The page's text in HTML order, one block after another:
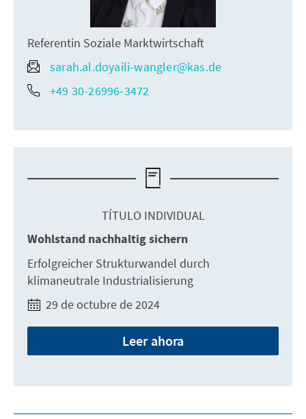
Referentin Soziale Marktwirtschaft
sarah.al.doyaili-wangler@kas.de
+49 30-26996-3472
TÍTULO INDIVIDUAL
Wohlstand nachhaltig sichern
Erfolgreicher Strukturwandel durch
klimaneutrale Industrialisierung
29 de octubre de 2024
Leer ahora